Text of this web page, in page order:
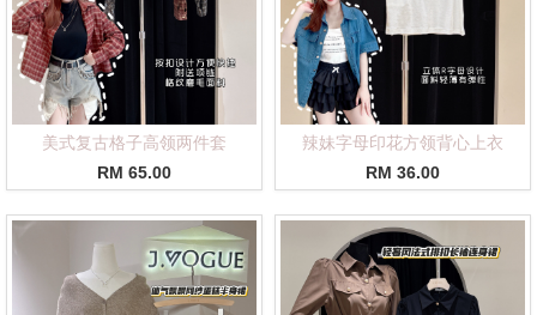
美式复古格子高领两件套
RM 65.00
辣妹字母印花方领背心上衣
RM 36.00